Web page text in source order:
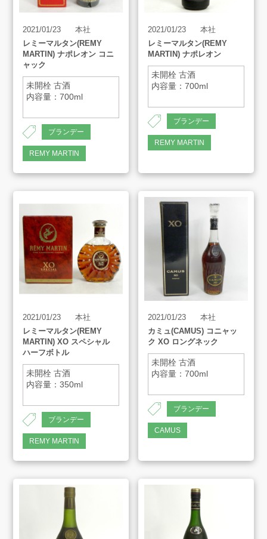
販売のご案内
会社案内
お知らせ
AMESYO MAGAGINE
お問合せ
プライバシーポリシー
古物営業法に基づく表示
サイトマップ
2021/01/23
本社
レミーマルタン(REMY
MARTIN) ナポレオン コニ
ャック
未開栓 古酒
内容量：700ml
ブランデー
REMY MARTIN
2021/01/23
本社
レミーマルタン(REMY
MARTIN) ナポレオン
未開栓 古酒
内容量：700ml
ブランデー
REMY MARTIN
2021/01/23
本社
レミーマルタン(REMY
MARTIN) XO スペシャル
ハーフボトル
未開栓 古酒
内容量：350ml
ブランデー
REMY MARTIN
2021/01/23
本社
カミュ(CAMUS) コニャッ
ク XO ロングネック
未開栓 古酒
内容量：700ml
ブランデー
CAMUS